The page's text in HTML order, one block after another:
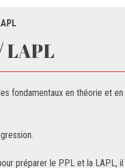
LAPL
fondamentaux en théorie et
préparer le PPL et la LAPL,